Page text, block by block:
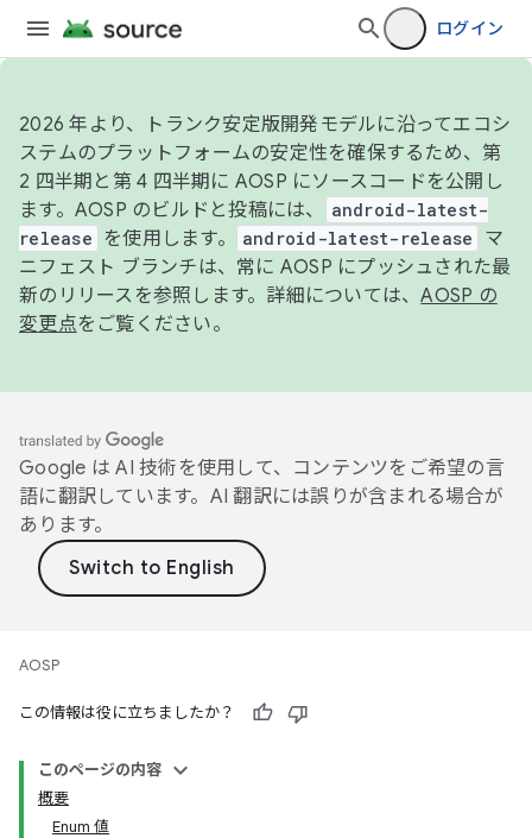
ログイン
2026 年より、トランク安定版開発モデルに沿ってエコシ
ステムのプラットフォームの安定性を確保するため、第
2 四半期と第 4 四半期に AOSP にソースコードを公開し
ます。AOSP のビルドと投稿には、
android-latest-
release
を使用します。 android-latest-release
マ
ニフェスト ブランチは、常に AOSP にプッシュされた最
新のリリースを参照します。詳細については、AOSP の
変更点をご覧ください。
Google は AI 技術を使用して、コンテンツをご希望の言
語に翻訳しています。AI 翻訳には誤りが含まれる場合が
あります。
AOSP
この情報は役に立ちましたか？
このページの内容
概要
Enum 値